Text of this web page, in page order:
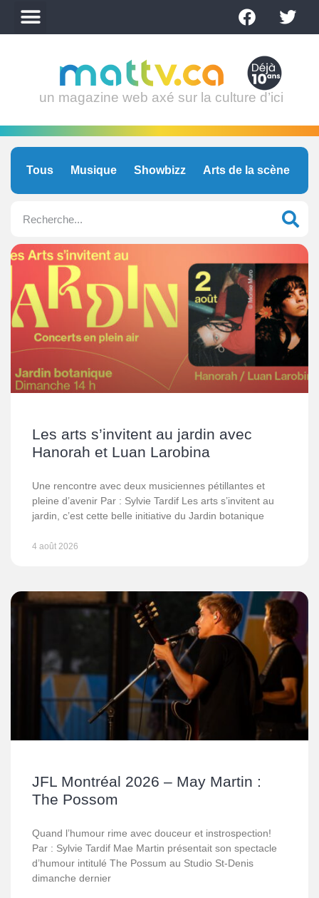
un magazine web axé sur la culture d’ici
Tous Musique Showbizz Arts de la scène
Les arts s’invitent au jardin avec
Hanorah et Luan Larobina
Une rencontre avec deux musiciennes pétillantes et
pleine d’avenir Par : Sylvie Tardif Les arts s’invitent au
jardin, c’est cette belle initiative du Jardin botanique
4 août 2026
JFL Montréal 2026 – May Martin :
The Possom
Quand l’humour rime avec douceur et instrospection!
Par : Sylvie Tardif Mae Martin présentait son spectacle
d’humour intitulé The Possum au Studio St-Denis
dimanche dernier